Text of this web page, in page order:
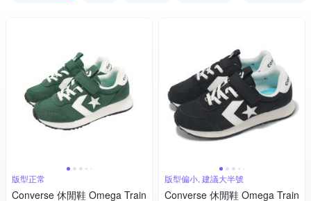
版型正常
Converse 休閒鞋 Omega Train
版型偏小, 建議大半號
Converse 休閒鞋 Omega Train